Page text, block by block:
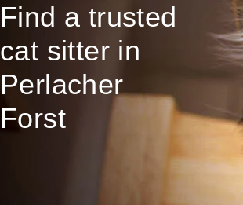
Find a trusted
cat sitter in
Perlacher
Forst